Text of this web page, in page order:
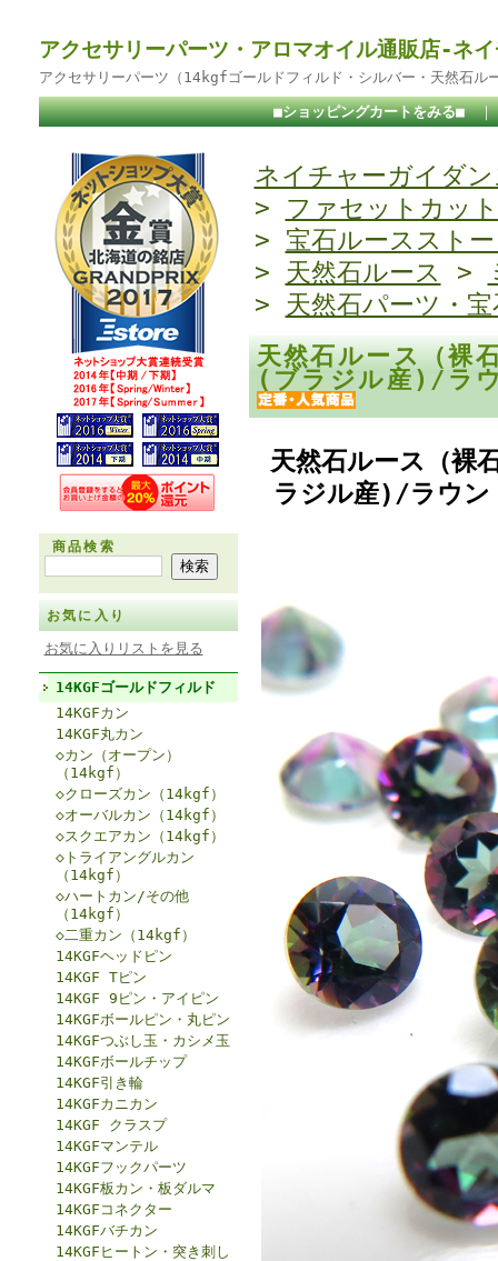
アクセサリーパーツ・アロマオイル通販店-ネ
アクセサリーパーツ（14kgfゴールドフィルド・シルバー・天然石ル
■ショッピングカートをみる■
商品検索
お気に入り
お気に入りリストを見る
14KGFゴールドフィルド
14KGFカン
14KGF丸カン
◇カン（オープン）
（14kgf）
◇クローズカン（14kgf）
◇オーバルカン（14kgf）
◇スクエアカン（14kgf）
◇トライアングルカン
（14kgf）
◇ハートカン/その他
（14kgf）
◇二重カン（14kgf）
14KGFヘッドピン
14KGF Tピン
14KGF 9ピン・アイピン
14KGFボールピン・丸ピン
14KGFつぶし玉・カシメ玉
14KGFボールチップ
14KGF引き輪
14KGFカニカン
14KGF クラスプ
14KGFマンテル
14KGFフックパーツ
14KGF板カン・板ダルマ
14KGFコネクター
14KGFバチカン
14KGFヒートン・突き刺し
ネイチャーガイダン
> ファセットカット
> 宝石ルーススト
> 天然石ルース >
> 天然石パーツ・
天然石ルース（裸
(ブラジル産)/ラウ
天然石ルース（裸
ラジル産)/ラウン